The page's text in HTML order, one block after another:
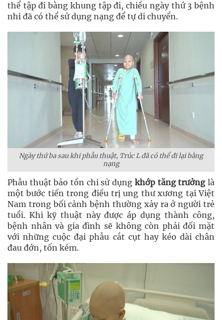
thể tập đi bằng khung tập đi, chiều ngày thứ 3 bệnh
nhi đã có thể sử dụng nạng để tự di chuyển.
Ngày thứ ba sau khi phẫu thuật, Trúc L đã có thể đi lại bằng
nạng
Phẫu thuật bảo tồn chi sử dụng khớp tăng trưởnglà
một bước tiến trong điều trị ung thư xương tại Việt
Nam trong bối cảnh bệnh thường xảy ra ở người trẻ
tuổi. Khi kỹ thuật này được áp dụng thành công,
bệnh nhân và gia đình sẽ không còn phải đối mặt
với những cuộc đại phẫu cắt cụt hay kéo dài chân
đau đớn, tốn kém.